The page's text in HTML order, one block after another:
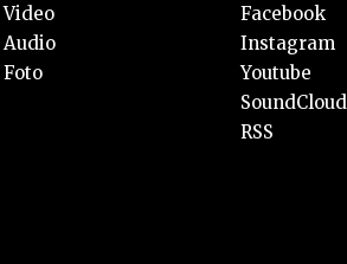
Video
Audio
Foto
Facebook
Instagram
Youtube
SoundCloud
RSS